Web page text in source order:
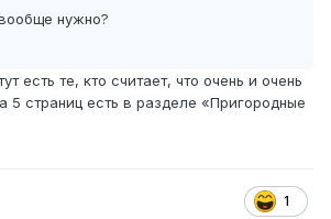
нужно?
есть те, кто считает, что очень и очень
5 страниц есть в разделе «Пригородные
1